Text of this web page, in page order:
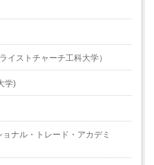
イストチャーチ工科大学）
学)
ナル・トレード・アカデミ